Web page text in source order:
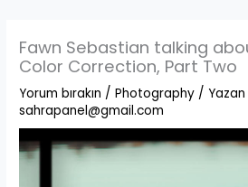
Fawn Sebastian talking
Color Correction, Part Two
Yorum bırakın /Photography / Yazan
sahrapanel@gmail.com